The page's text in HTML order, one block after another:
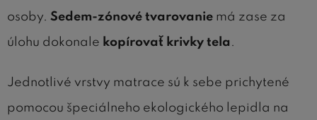
osoby. Sedem-zónové tvarovanie má zase za
úlohu dokonale kopírovať krivky tela .
Jednotlivé vrstvy matrace sú k sebe prichytené
pomocou špeciálneho ekologického lepidla na